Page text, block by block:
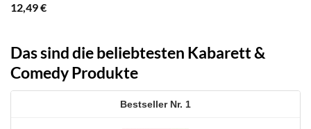
12,49€
Das sind die beliebtesten Kabarett &
Comedy Produkte
1